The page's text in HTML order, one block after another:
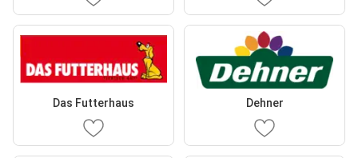
Das Futterhaus Dehner